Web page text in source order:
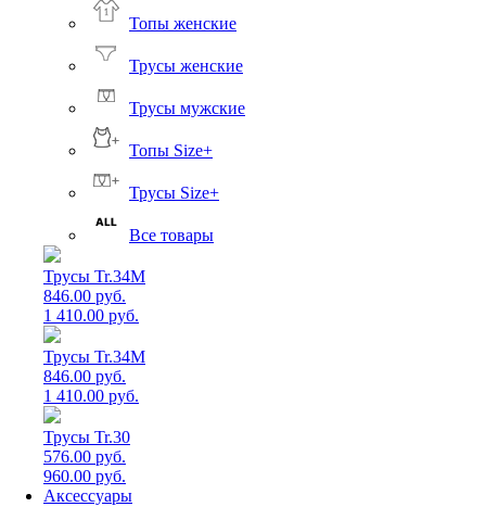
Топы женские
Трусы женские
Трусы мужские
Топы Size+
Трусы Size+
Все товары
Трусы Tr.34M
846.00 руб.
1 410.00 руб.
Трусы Tr.34M
846.00 руб.
1 410.00 руб.
Трусы Tr.30
576.00 руб.
960.00 руб.
Аксессуары